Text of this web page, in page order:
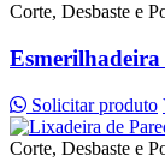
Corte, Desbaste e
Solicitar produto
Corte, Desbaste e